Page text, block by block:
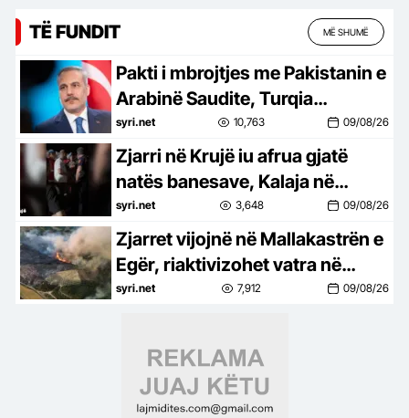
TË FUNDIT MË SHUMË
Pakti i mbrojtjes me Pakistanin e
Arabinë Saudite, Turqia
dëshiron ta zgjerojë dhe me
vende të tjera
syri.net 10,763 09/08/26
Zjarri në Krujë iu afrua gjatë
natës banesave, Kalaja në
terren: Banorët në ankth, po
luftojnë me flakët
syri.net 3,648 09/08/26
Zjarret vijojnë në Mallakastrën e
Egër, riaktivizohet vatra në
Panahor – flakët avancojnë drejt
syri.net 7,912 09/08/26